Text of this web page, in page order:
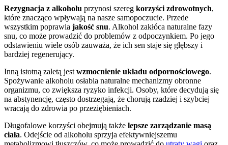
Rezygnacja z alkoholu przynosi szereg korzyści zdrowotnych,
które znacząco wpływają na nasze samopoczucie. Przede
wszystkim poprawia jakość snu. Alkohol zakłóca naturalne fazy
snu, co może prowadzić do problemów z odpoczynkiem. Po jego
odstawieniu wiele osób zauważa, że ich sen staje się głębszy i
bardziej regenerujący.
Inną istotną zaletą jest wzmocnienie układu odpornościowego.
Spożywanie alkoholu osłabia naturalne mechanizmy obronne
organizmu, co zwiększa ryzyko infekcji. Osoby, które decydują się
na abstynencję, często dostrzegają, że chorują rzadziej i szybciej
wracają do zdrowia po przeziębieniach.
Długofalowe korzyści obejmują także lepsze zarządzanie masą
ciała. Odejście od alkoholu sprzyja efektywniejszemu